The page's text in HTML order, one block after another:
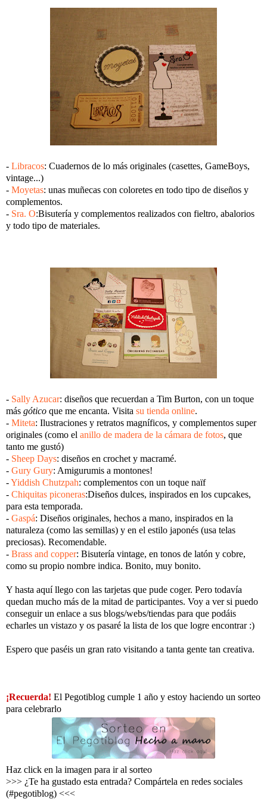
- Libracos: Cuadernos de lo más originales (casettes, GameBoys,
vintage...)
- Moyetas: unas muñecas con coloretes en todo tipo de diseños y
complementos.
- Sra. O:Bisutería y complementos realizados con fieltro, abalorios
y todo tipo de materiales.
- Sally Azucar: diseños que recuerdan a Tim Burton, con un toque
más gótico que me encanta. Visita su tienda online.
- Miteta: Ilustraciones y retratos magníficos, y complementos super
originales (como el anillo de madera de la cámara de fotos, que
tanto me gustó)
- Sheep Days: diseños en crochet y macramé.
- Gury Gury: Amigurumis a montones!
-Yiddish Chutzpah: complementos con un toque naïf
- Chiquitas piconeras:Diseños dulces, inspirados en los cupcakes,
para esta temporada.
- Gaspá: Diseños originales, hechos a mano, inspirados en la
naturaleza (como las semillas) y en el estilo japonés (usa telas
preciosas). Recomendable.
- Brass and copper: Bisutería vintage, en tonos de latón y cobre,
como su propio nombre indica. Bonito, muy bonito.
Y hasta aquí llego con las tarjetas que pude coger. Pero todavía
quedan mucho más de la mitad de participantes. Voy a ver si puedo
conseguir un enlace a sus blogs/webs/tiendas para que podáis
echarles un vistazo y os pasaré la lista de los que logre encontrar :)
Espero que paséis un gran rato visitando a tanta gente tan creativa.
¡Recuerda! El Pegotiblog cumple 1 año y estoy haciendo un sorteo
para celebrarlo
Haz click en la imagen para ir al sorteo
>>> ¿Te ha gustado esta entrada? Compártela en redes sociales
(#pegotiblog) <<<